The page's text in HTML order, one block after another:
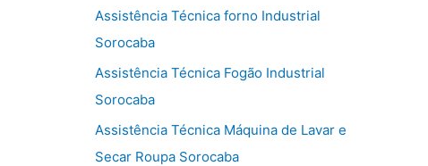
Assistência Técnica forno Industrial
Sorocaba
Assistência Técnica Fogão Industrial
Sorocaba
Assistência Técnica Máquina de Lavar e
Secar Roupa Sorocaba